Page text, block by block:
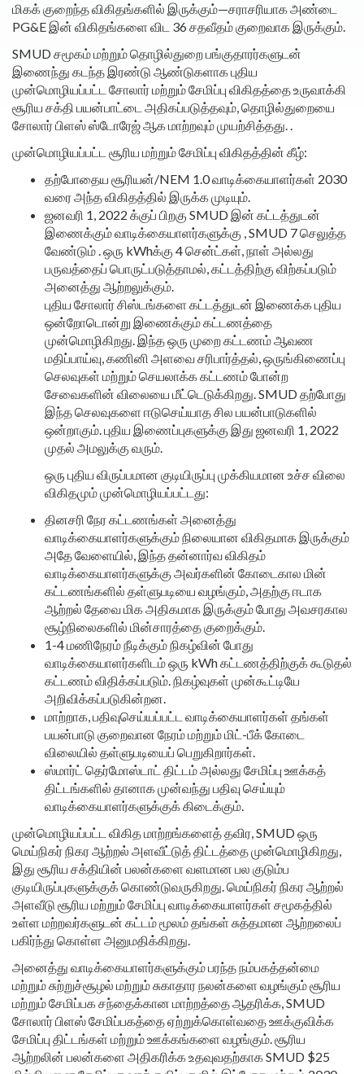
மிகக் குறைந்த விகிதங்களில் இருக்கும்—சராசரியாக அண்டை
PG&E இன் விகிதங்களை விட 36 சதவீதம் குறைவாக இருக்கும்.
SMUD சமூகம் மற்றும் தொழில்துறை பங்குதாரர்களுடன்
இணைந்து கடந்த இரண்டு ஆண்டுகளாக புதிய
முன்மொழியப்பட்ட சோலார் மற்றும் சேமிப்பு விகிதத்தை உருவாக்கி
சூரிய சக்தி பயன்பாட்டை அதிகப்படுத்தவும், தொழில்துறையை
சோலார் பிளஸ் ஸ்டோரேஜ் ஆக மாற்றவும் முயற்சித்தது. .
முன்மொழியப்பட்ட சூரிய மற்றும் சேமிப்பு விகிதத்தின் கீழ்:
தற்போதைய சூரியன்/NEM 1.0 வாடிக்கையாளர்கள் 2030
வரை அந்த விகிதத்தில் இருக்க முடியும்.
ஜனவரி 1, 2022 க்குப் பிறகு SMUD இன் கட்டத்துடன்
இணைக்கும் வாடிக்கையாளர்களுக்கு , SMUD 7 செலுத்த
வேண்டும் . ஒரு kWhக்கு 4 சென்ட்கள், நாள் அல்லது
பருவத்தைப் பொருட்படுத்தாமல், கட்டத்திற்கு விற்கப்படும்
அனைத்து ஆற்றலுக்கும்.
புதிய சோலார் சிஸ்டங்களை கட்டத்துடன் இணைக்க புதிய
ஒன்றோடொன்று இணைக்கும் கட்டணத்தை
முன்மொழிகிறது. இந்த ஒரு முறை கட்டணம் ஆவண
மதிப்பாய்வு, கணினி அளவை சரிபார்த்தல், ஒருங்கிணைப்பு
செலவுகள் மற்றும் செயலாக்க கட்டணம் போன்ற
சேவைகளின் விலையை மீட்டெடுக்கிறது. SMUD தற்போது
இந்த செலவுகளை ஈடுசெய்யாத சில பயன்பாடுகளில்
ஒன்றாகும். புதிய இணைப்புகளுக்கு இது ஜனவரி 1, 2022
முதல் அமலுக்கு வரும்.
ஒரு புதிய விருப்பமான குடியிருப்பு முக்கியமான உச்ச விலை
விகிதமும் முன்மொழியப்பட்டது:
தினசரி நேர கட்டணங்கள் அனைத்து
வாடிக்கையாளர்களுக்கும் நிலையான விகிதமாக இருக்கும்
அதே வேளையில், இந்த தன்னார்வ விகிதம்
வாடிக்கையாளர்களுக்கு அவர்களின் கோடைகால மின்
கட்டணங்களில் தள்ளுபடியை வழங்கும், அதற்கு ஈடாக
ஆற்றல் தேவை மிக அதிகமாக இருக்கும் போது அவசரகால
சூழ்நிலைகளில் மின்சாரத்தை குறைக்கும்.
1-4 மணிநேரம் நீடிக்கும் நிகழ்வின் போது
வாடிக்கையாளர்களிடம் ஒரு kWh கட்டணத்திற்குக் கூடுதல்
கட்டணம் விதிக்கப்படும். நிகழ்வுகள் முன்கூட்டியே
அறிவிக்கப்படுகின்றன.
மாற்றாக, பதிவுசெய்யப்பட்ட வாடிக்கையாளர்கள் தங்கள்
பயன்பாடு குறைவான நேரம் மற்றும் மிட்-பீக் கோடை
விலையில் தள்ளுபடியைப் பெறுகிறார்கள்.
ஸ்மார்ட் தெர்மோஸ்டாட் திட்டம் அல்லது சேமிப்பு ஊக்கத்
திட்டங்களில் தானாக முன்வந்து பதிவு செய்யும்
வாடிக்கையாளர்களுக்குக் கிடைக்கும்.
முன்மொழியப்பட்ட விகித மாற்றங்களைத் தவிர, SMUD ஒரு
மெய்நிகர் நிகர ஆற்றல் அளவீட்டுத் திட்டத்தை முன்மொழிகிறது,
இது சூரிய சக்தியின் பலன்களை வளமான பல குடும்ப
குடியிருப்புகளுக்குக் கொண்டுவருகிறது. மெய்நிகர் நிகர ஆற்றல்
அளவீடு சூரிய மற்றும் சேமிப்பு வாடிக்கையாளர்கள் சமூகத்தில்
உள்ள மற்றவர்களுடன் கட்டம் மூலம் தங்கள் சுத்தமான ஆற்றலைப்
பகிர்ந்து கொள்ள அனுமதிக்கிறது.
அனைத்து வாடிக்கையாளர்களுக்கும் பரந்த நம்பகத்தன்மை
மற்றும் சுற்றுச்சூழல் மற்றும் சுகாதார நலன்களை வழங்கும் சூரிய
மற்றும் சேமிப்பக சந்தைக்கான மாற்றத்தை ஆதரிக்க, SMUD
சோலார் பிளஸ் சேமிப்பகத்தை ஏற்றுக்கொள்வதை ஊக்குவிக்க
சேமிப்பு திட்டங்கள் மற்றும் ஊக்கங்களை வழங்கும். சூரிய
ஆற்றலின் பலன்களை அதிகரிக்க உதவுவதற்காக SMUD $25